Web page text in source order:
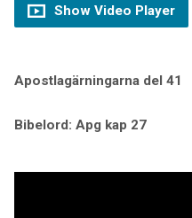
Show Video Player
Apostlagärningarna del 41
Bibelord: Apg kap 27